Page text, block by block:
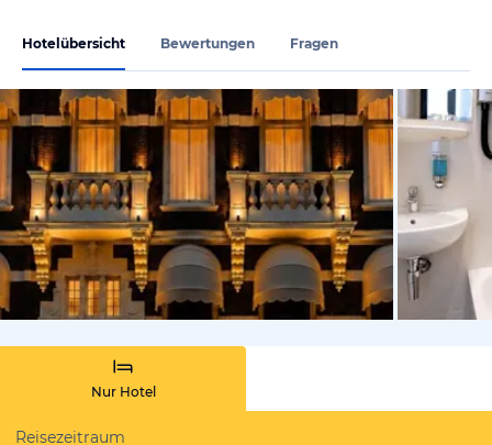
Hotelübersicht Bewertungen Fragen
von
Nur Hotel
Reisezeitraum